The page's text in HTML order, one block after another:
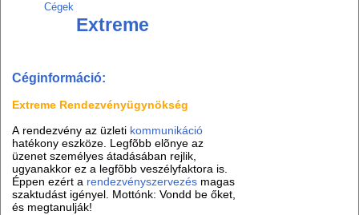
Cégek
Extreme
Céginformáció:
Extreme Rendezvényügynökség
A rendezvény az üzleti kommunikáció
hatékony eszköze. Legfõbb elõnye az
üzenet személyes átadásában rejlik,
ugyanakkor ez a legfõbb veszélyfaktora is.
Éppen ezért a rendezvényszervezés magas
szaktudást igényel. Mottónk: Vondd be őket,
és megtanulják!